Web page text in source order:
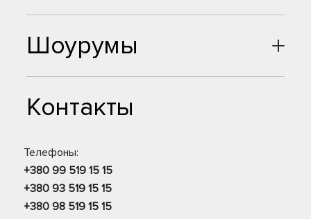
Шоурумы
Контакты
Телефоны:
+380 99 519 15 15
+380 93 519 15 15
+380 98 519 15 15